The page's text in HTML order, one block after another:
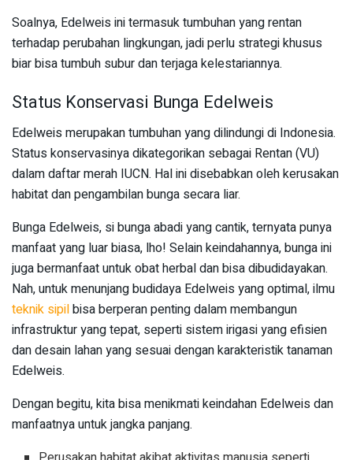
Soalnya, Edelweis ini termasuk tumbuhan yang rentan
terhadap perubahan lingkungan, jadi perlu strategi khusus
biar bisa tumbuh subur dan terjaga kelestariannya.
Status Konservasi Bunga Edelweis
Edelweis merupakan tumbuhan yang dilindungi di Indonesia.
Status konservasinya dikategorikan sebagai Rentan (VU)
dalam daftar merah IUCN. Hal ini disebabkan oleh kerusakan
habitat dan pengambilan bunga secara liar.
Bunga Edelweis, si bunga abadi yang cantik, ternyata punya
manfaat yang luar biasa, lho! Selain keindahannya, bunga ini
juga bermanfaat untuk obat herbal dan bisa dibudidayakan.
Nah, untuk menunjang budidaya Edelweis yang optimal, ilmu
teknik sipilbisa berperan penting dalam membangun
infrastruktur yang tepat, seperti sistem irigasi yang efisien
dan desain lahan yang sesuai dengan karakteristik tanaman
Edelweis.
Dengan begitu, kita bisa menikmati keindahan Edelweis dan
manfaatnya untuk jangka panjang.